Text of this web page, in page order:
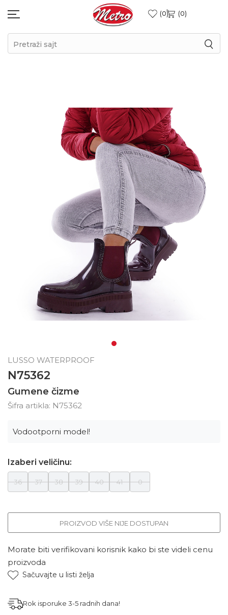
0 0
Pretraži sajt
LUSSO WATERPROOF
N75362
Gumene čizme
Šifra artikla: N75362
Vodootporni model!
Izaberi veličinu:
36 37 38 39 40 41 0
PROIZVOD VIŠE NIJE DOSTUPAN
Morate biti verifikovani korisnik kako bi ste videli cenu
proizvoda
Sačuvajte u listi želja
Rok isporuke 3-5 radnih dana!